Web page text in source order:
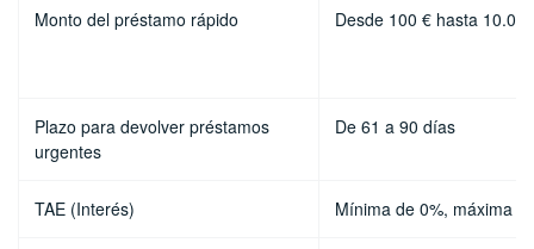
Monto del préstamo rápido Desde 100 € hasta
Plazo para devolver préstamos
urgentes
De 61 a 90 días
TAE (Interés) Mínima de 0%, máxima